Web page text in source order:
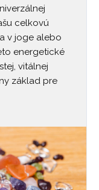
celkovú
v joge alebo
energetické
vitálnej
základ pre